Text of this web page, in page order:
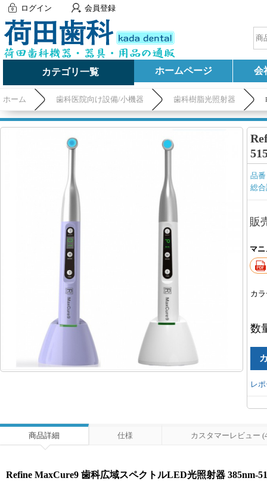
ログイン 会員登録
カテゴリ一覧 ホームページ 会
ホーム 歯科医院向け設備/小機器 歯科樹脂光照射器
品
総
販
マ
カ
数
レ
商品詳細 仕様 カスタマーレビュー
Refine MaxCure9 歯科広域スペクトルLED光照射器 385nm-